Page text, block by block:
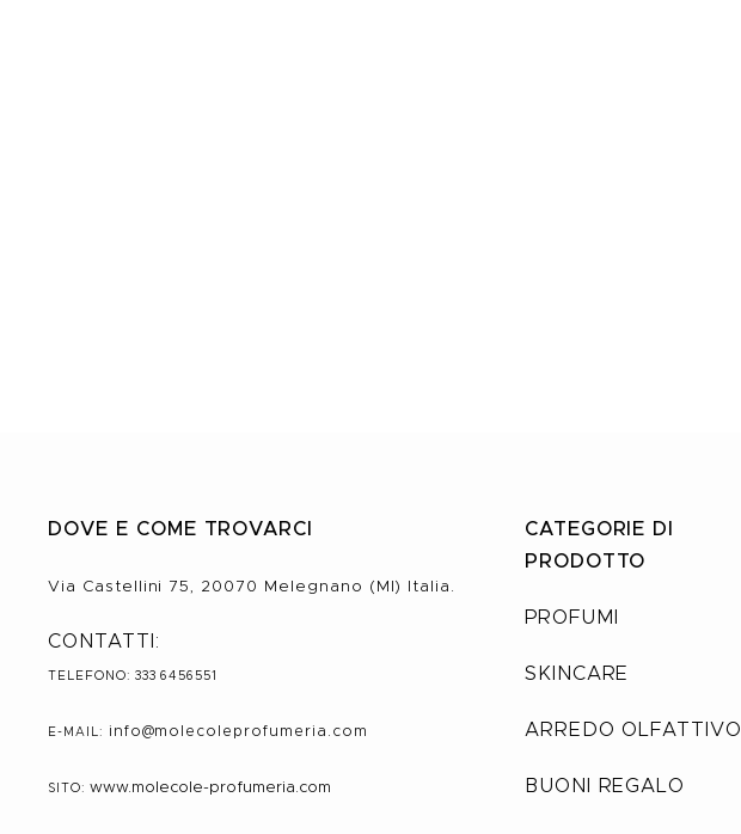
DOVE E COME TROVARCI
Via Castellini 75, 20070 Melegnano (MI) Italia.
CONTATTI:
TELEFONO: 333 6456551
E-MAIL: info@molecole profumeria.com
SITO: www.molecole-profumeria.com
CATEGORIE DI
PRODOTTO
PROFUMI
SKINCARE
ARREDO OLFATTIVO
BUONI REGALO